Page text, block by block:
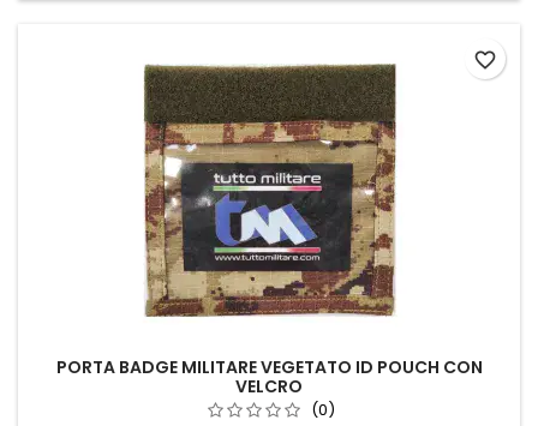
assicurano comfort...
PORTA BADGE MILITARE VEGETATO ID POUCH CON
VELCRO
(0)
favorite_border